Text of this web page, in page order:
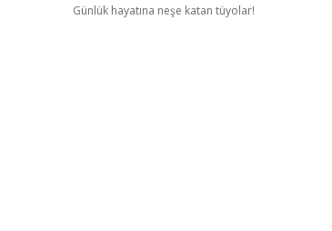
Günlük hayatına neşe katan tüyolar!